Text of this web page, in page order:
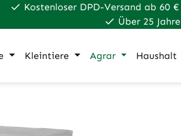
Kostenloser DPD-Versand ab 60 €
Über 25
Kleintiere Agrar Haushalt